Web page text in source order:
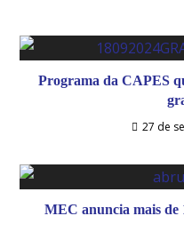
Programa da CAPES
27 de
MEC anuncia mais de